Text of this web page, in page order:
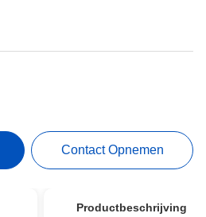
Contact Opnemen
Productbeschrijving